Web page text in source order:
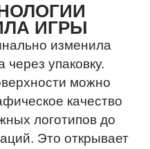
ИГРЫ
изменила
упаковку.
можно
качество
логотипов до
Это открывает